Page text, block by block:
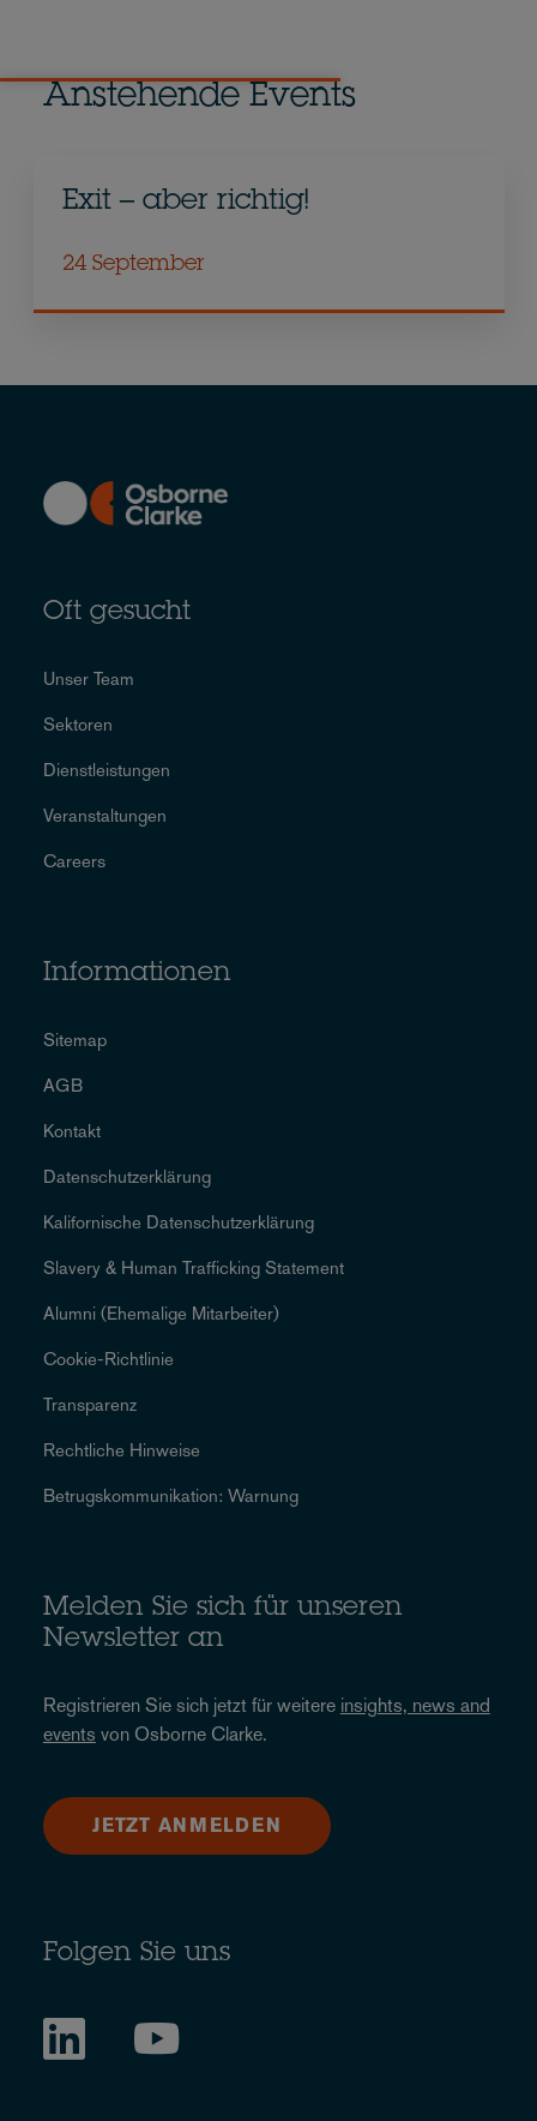
Anstehende Events
Exit – aber richtig!
24 September
Oft gesucht
Unser Team
Sektoren
Dienstleistungen
Veranstaltungen
Careers
Informationen
Sitemap
AGB
Kontakt
Datenschutzerklärung
Kalifornische Datenschutzerklärung
Slavery & Human Trafficking Statement
Alumni (Ehemalige Mitarbeiter)
Cookie-Richtlinie
Transparenz
Rechtliche Hinweise
Betrugskommunikation: Warnung
Melden Sie sich für unseren
Newsletter an
Registrieren Sie sich jetzt für weitere insights, news and
events von Osborne Clarke.
JETZT ANMELDEN
Folgen Sie uns